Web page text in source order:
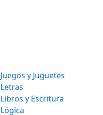
Juegos y Juguetes
Letras
Libros y Escritura
Lógica